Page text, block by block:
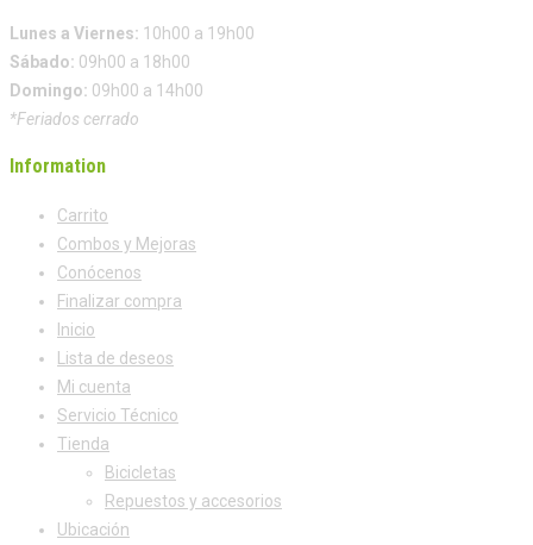
Lunes a Viernes: 10h00 a 19h00
Sábado: 09h00 a 18h00
Domingo: 09h00 a 14h00
*Feriados cerrado
Information
Carrito
Combos y Mejoras
Conócenos
Finalizar compra
Inicio
Lista de deseos
Mi cuenta
Servicio Técnico
Tienda
Bicicletas
Repuestos y accesorios
Ubicación